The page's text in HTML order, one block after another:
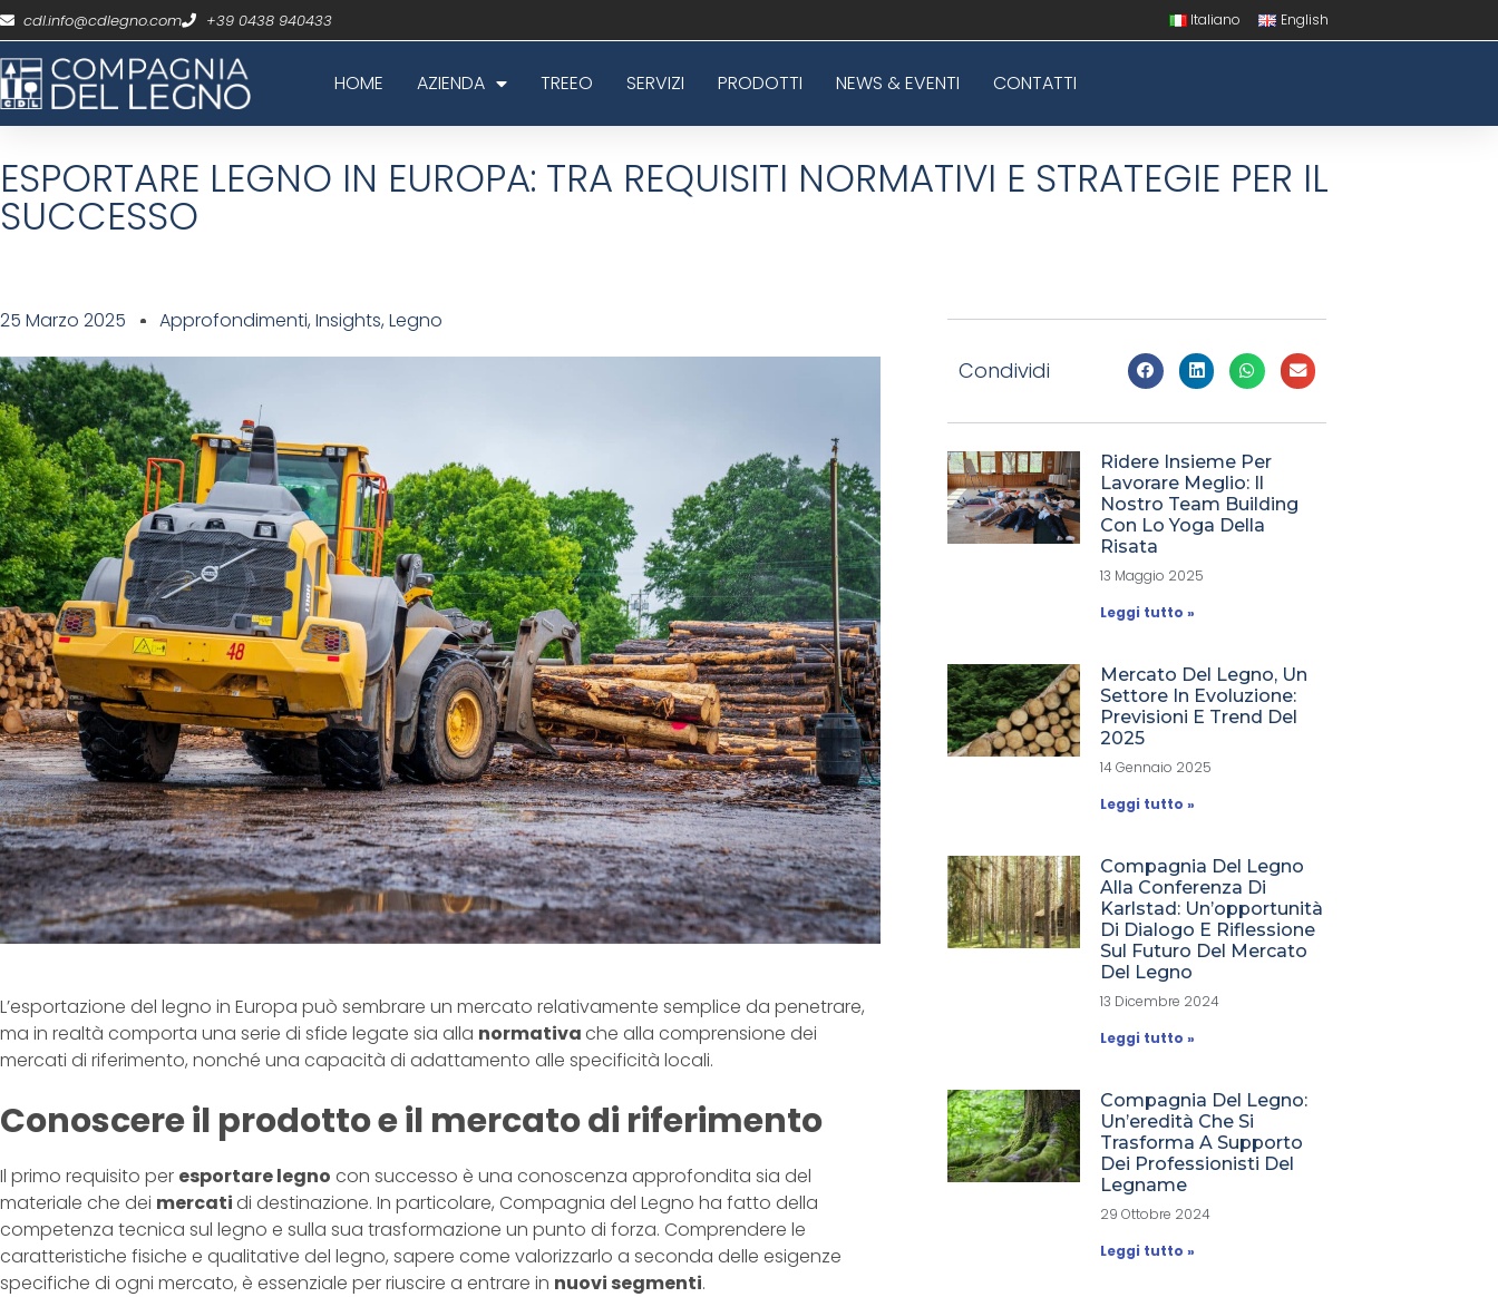
cdl.info@cdlegno.com +39 0438 940433 Italiano English
HOME AZIENDA TREEO SERVIZI PRODOTTI NEWS & EVENTI CONTATTI
ESPORTARE LEGNO IN EUROPA: TRA REQUISITI NORMATIVI E STRATEGIE PER IL
SUCCESSO
25 Marzo 2025 Approfondimenti, Insights, Legno
L’esportazione del legno in Europa può sembrare un mercato relativamente semplice da penetrare,
ma in realtà comporta una serie di sfide legate sia alla normativache alla comprensione dei
mercati di riferimento, nonché una capacità di adattamento alle specificità locali.
Conoscere il prodotto e il mercato di riferimento
Il primo requisito per esportare legno con successo è una conoscenza approfondita sia del
materiale che dei mercatidi destinazione. In particolare, Compagnia del Legno ha fatto della
competenza tecnica sul legno e sulla sua trasformazione un punto di forza. Comprendere le
caratteristiche fisiche e qualitative del legno, sapere come valorizzarlo a seconda delle esigenze
specifiche di ogni mercato, è essenziale per riuscire a entrare in nuovi segmenti.
Condividi
Ridere Insieme Per
Lavorare Meglio: Il
Nostro Team Building
Con Lo Yoga Della
Risata
13 Maggio 2025
Leggi tutto »
Mercato Del Legno, Un
Settore In Evoluzione:
Previsioni E Trend Del
2025
14 Gennaio 2025
Leggi tutto »
Compagnia Del Legno
Alla Conferenza Di
Karlstad: Un’opportunità
Di Dialogo E Riflessione
Sul Futuro Del Mercato
Del Legno
13 Dicembre 2024
Leggi tutto »
Compagnia Del Legno:
Un’eredità Che Si
Trasforma A Supporto
Dei Professionisti Del
Legname
29 Ottobre 2024
Leggi tutto »